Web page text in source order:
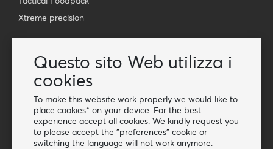
Questo sito Web utilizza i
cookies
To make this website work properly we would like to
place cookies* on your device. For the best
experience accept all cookies. We kindly request you
to please accept the "preferences" cookie or
switching the language will not work anymore.
Xtreme precision
Grossista Van Os Imports B.V.
E-mail: info@vanosimports.nl
Telefono: + 31 348 451 219
WhatsApp us!